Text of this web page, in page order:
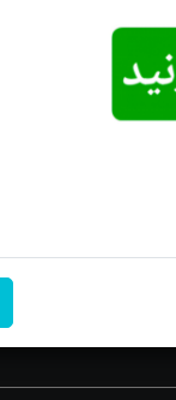
ببخشید. این
خود هدیه کنید!